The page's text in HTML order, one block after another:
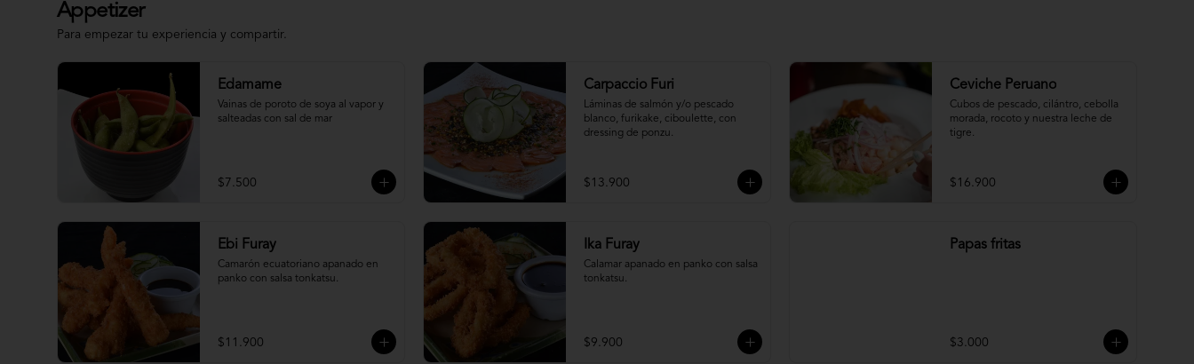
Appetizer
Para empezar tu experiencia y compartir.
Edamame
Vainas de poroto de soya al vapor y
salteadas con sal de mar
$7.500
Carpaccio Furi
Láminas de salmón y/o pescado
blanco, furikake, ciboulette, con
dressing de ponzu.
$13.900
Ceviche Peruano
Cubos de pescado, cilántro, cebolla
morada, rocoto y nuestra leche de
tigre.
$16.900
Ebi Furay
Camarón ecuatoriano apanado en
panko con salsa tonkatsu.
$11.900
Ika Furay
Calamar apanado en panko con salsa
tonkatsu.
$9.900
Papas fritas
$3.000